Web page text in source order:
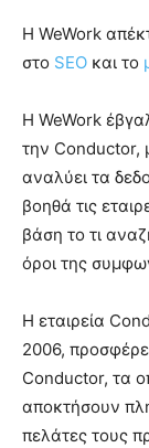
Η WeWork
στο SEO και το
Η WeWork
την Conductor,
αναλύει τα
βοηθά τις
βάση το τι
όροι της
Η εταιρεία
2006,
Conductor, τα
αποκτήσουν
πελάτες τους